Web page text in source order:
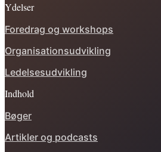
Ydelser
Foredrag og workshops
Organisationsudvikling
Ledelsesudvikling
Indhold
Bøger
Artikler og podcasts